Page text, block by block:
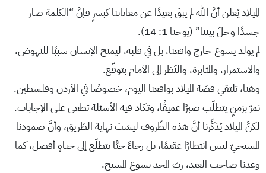
الميلاد يُعلن أنَّ الله لم يبقَ بعيدًا عن معاناتنا كبشرٍ فإنَّ “الكلمة صار
جسدًا وحلّ بيننا” (يوحنا 1: 14).
لم يولد يسوع خارج واقعنا، بل في قلبه، ليمنح الإنسان سببًا للنهوض،
والاستمرار، والمثابرة، والنّظر إلى الأمام بتوقّع.
وهنا، تلتقي قصّة الميلاد بواقعنا اليوم، خصوصًا في الأردن وفلسطين.
نمرّ بزمنٍ يتطلّب صبرًا عميقًا، وتكاد فيه الأسئلة تطغى على الإجابات.
لكنَّ الميلاد يُذكِّرنا أنَّ هذه الظّروف ليسَتْ نهاية الطّريق، وأنَّ صمودنا
المسيحيّ ليس انتظارًا عقيمًا، بل رجاءً حيًّا يتطلّع إلى حياةٍ أفضل، كما
وعدنا صاحب العيد، ربّ المجد يسوع المسيح.